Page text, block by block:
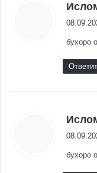
бухоро
бухоро